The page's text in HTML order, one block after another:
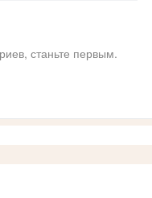
станьте первым.